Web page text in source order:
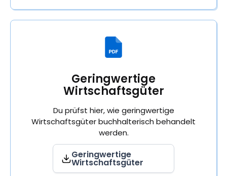
Geringwertige
Wirtschaftsgüter
Du prüfst hier, wie geringwertige
Wirtschaftsgüter buchhalterisch behandelt
werden.
Geringwertige
Wirtschaftsgüter